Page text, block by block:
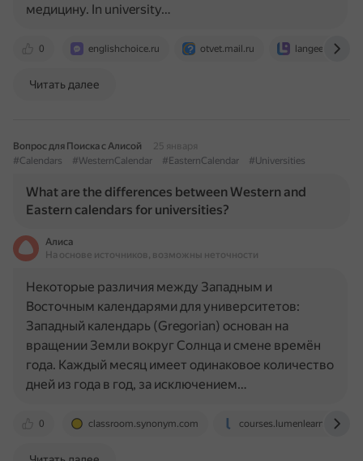
0 englishchoice.ru otvet.mail.ru langeek.co
медицину. In university…
Читать далее
Вопрос для Поиска с Алисой
25 января
#Calendars
#WesternCalendar #EasternCalendar #Universities
What are the differences between Western and
Eastern calendars for universities?
Алиса
На основе источников, возможны неточности
0 classroom.synonym.com courses.lumenlearning.com
Некоторые различия между Западным и
Восточным календарями для университетов:
Западный календарь (Gregorian) основан на
вращении Земли вокруг Солнца и смене времён
года. Каждый месяц имеет одинаковое количество
дней из года в год, за исключением…